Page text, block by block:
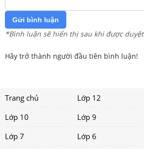
Gửi bình luận
*Bình luận sẽ hiển thị sau khi được duyệt
Hãy trở thành người đầu tiên bình luận!
Trang chủ Lớp 12
Lớp 10
Lớp 9
Lớp 7
Lớp 6